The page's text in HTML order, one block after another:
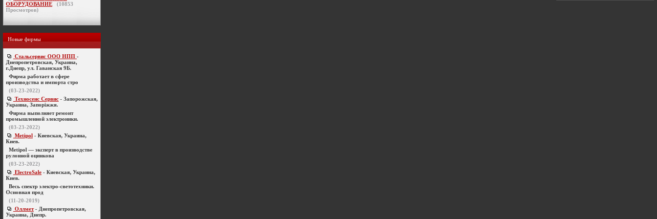
ОБОРУДОВАНИЕ
(10853
Просмотров)
Новые фирмы
Стальсервис ООО НПП -
Днепропетровская, Украина,
г.Днепр, ул. Гаванская 9Б.
Фирма работает в сфере
производства и импорта стро
(03-23-2022)
Техносенс Сервис - Запорожская,
Украина, Запоріжжя.
Фирма выполняет ремонт
промышленной электроники.
(03-23-2022)
Metipol - Киевская, Украина,
Киев.
Metipol — эксперт в производстве
рулонной оцинкова
(03-23-2022)
ElectroSale - Киевская, Украина,
Киев.
Весь спектр электро-светотехники.
Основная прод
(11-20-2019)
Оллмет- Днепропетровская,
Украина, Днепр.